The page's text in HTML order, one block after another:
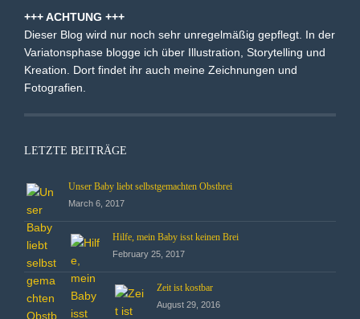
+++ ACHTUNG +++
Dieser Blog wird nur noch sehr unregelmäßig gepflegt. In der
Variatonsphase blogge ich über Illustration, Storytelling und
Kreation. Dort findet ihr auch meine Zeichnungen und
Fotografien.
LETZTE BEITRÄGE
Unser Baby liebt selbstgemachten Obstbrei
March 6, 2017
Hilfe, mein Baby isst keinen Brei
February 25, 2017
Zeit ist kostbar
August 29, 2016